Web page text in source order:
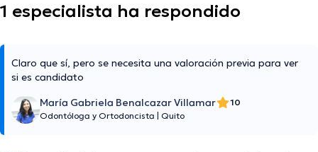
1 especialista ha respondido
Claro que sí, pero se necesita una valoración previa para ver
si es candidato
María Gabriela Benalcazar Villamar
10
Odontóloga y Ortodoncista
Quito